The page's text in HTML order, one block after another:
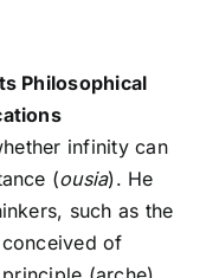
Philosophical
infinity can
(ousia). He
such as the
of